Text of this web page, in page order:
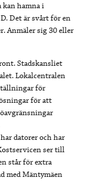
kan hamna i
Det är svårt för en
Anmäler sig 30 eller
Stadskansliet
Lokalcentralen
för
för att
datorer och har
ser till
står för extra
med Mäntymäen